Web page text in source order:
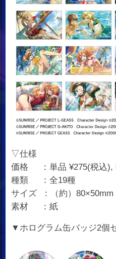
▽仕様
価格 ：単品 ¥275(税込),
種類 ：全19種
サイズ ：（約）80×50mm
素材 ：紙
▼ホログラム缶バッジ2個